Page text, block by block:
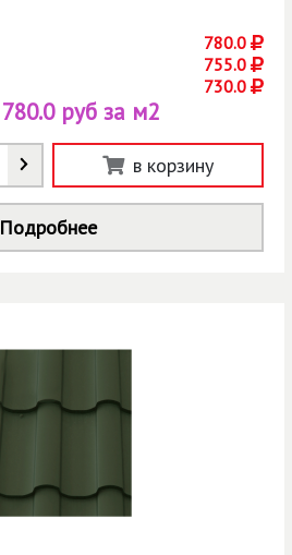
780.0
755.0
730.0
780.0 руб за м2
в корзину
Подробнее